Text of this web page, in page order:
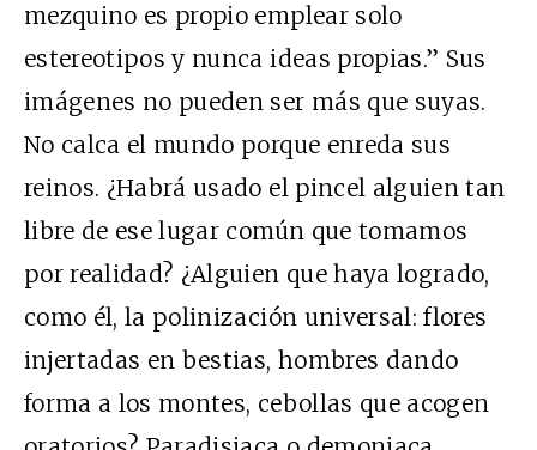
mezquino es propio emplear solo
estereotipos y nunca ideas propias.” Sus
imágenes no pueden ser más que suyas.
No calca el mundo porque enreda sus
reinos. ¿Habrá usado el pincel alguien tan
libre de ese lugar común que tomamos
por realidad? ¿Alguien que haya logrado,
como él, la polinización universal: flores
injertadas en bestias, hombres dando
forma a los montes, cebollas que acogen